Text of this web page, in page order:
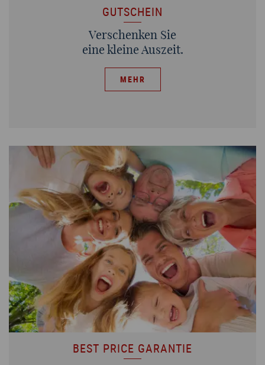
GUTSCHEIN
Verschenken Sie
eine kleine Auszeit.
MEHR
BEST PRICE GARANTIE